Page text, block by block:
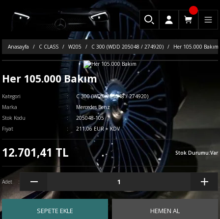
Anasayfa C CLASS W205 C 300 (WDD 205048 / 274920) Her 105.000 Bakım
Her 105.000 Bakım
Kategori
C 300 (WDD 205048 / 274920)
Marka
Mercedes Benz
Stok Kodu
205048-105
Fiyat
211,06 EUR + KDV
12.701,41 TL Stok Durumu:Var
Adet
SEPETE EKLE HEMEN AL